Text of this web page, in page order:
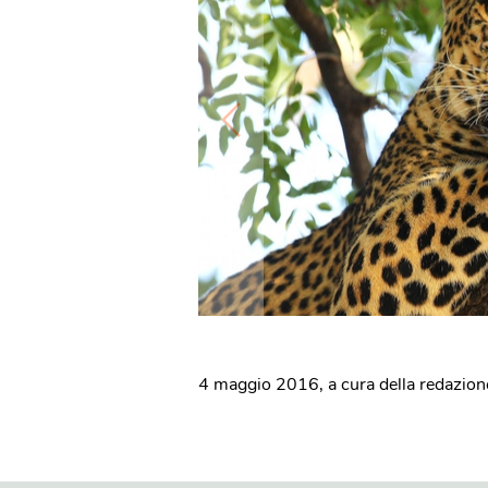
4 maggio 2016, a cura della